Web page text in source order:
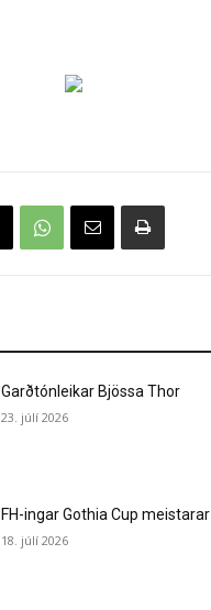
Garðtónleikar Bjössa Thor
23. júlí 2026
FH-ingar Gothia Cup meistarar
18. júlí 2026